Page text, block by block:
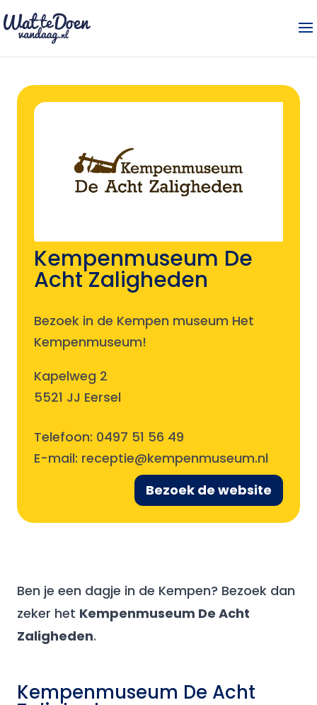
Kempenmuseum De
Acht Zaligheden
Bezoek in de Kempen museum Het
Kempenmuseum!
Kapelweg 2
5521 JJ Eersel
Telefoon: 0497 51 56 49
E-mail: receptie@kempenmuseum.nl
Bezoek de website
Ben je een dagje in de Kempen? Bezoek dan
zeker het Kempenmuseum De Acht
Zaligheden.
Kempenmuseum De Acht